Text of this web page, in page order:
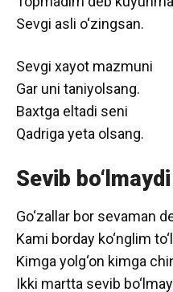
Sevgi asli o‘zingsan.
Sevgi xayot mazmuni
Gar uni taniyolsang.
Baxtga eltadi seni
Qadriga yeta olsang.
Sevib bo‘lmaydi
Go‘zallar bor sevaman
Kami borday ko‘nglim
Kimga yolg‘on kimga
Ikki martta sevib